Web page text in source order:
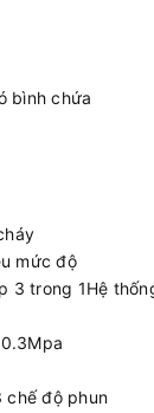
bình chứa
mức độ
3 trong 1Hệ
chế độ phun